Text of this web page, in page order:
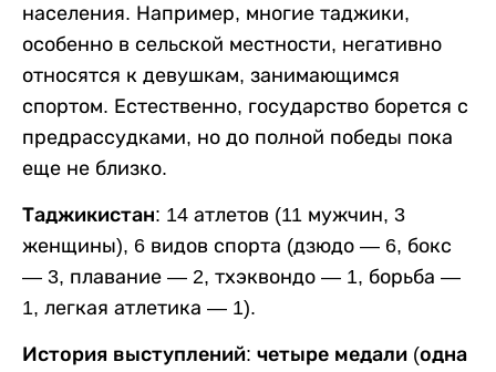
населения. Например, многие таджики,
особенно в сельской местности, негативно
относятся к девушкам, занимающимся
спортом. Естественно, государство борется с
предрассудками, но до полной победы пока
еще не близко.
Таджикистан: 14 атлетов (11 мужчин, 3
женщины), 6 видов спорта (дзюдо — 6, бокс
— 3, плавание — 2, тхэквондо — 1, борьба —
1, легкая атлетика — 1).
История выступлений: четыре медали (одна